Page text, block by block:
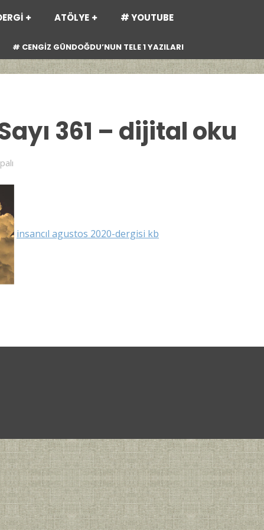
ATÖLYE # YOUTUBE
# CENGİZ GÜNDOĞDU’NUN TELE 1 YAZILARI
361 – dijital oku
insancıl agustos 2020-dergisi kb